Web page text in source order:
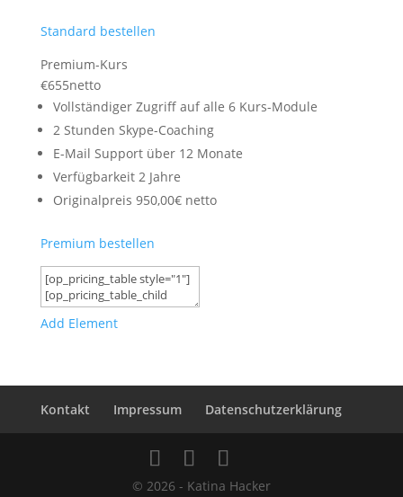
Standard bestellen
Premium-Kurs
€655netto
Vollständiger Zugriff auf alle 6 Kurs-Module
2 Stunden Skype-Coaching
E-Mail Support über 12 Monate
Verfügbarkeit 2 Jahre
Originalpreis 950,00€ netto
Premium bestellen
Add Element
Kontakt Impressum Datenschutzerklärung
© 2026 - Katina Hacker